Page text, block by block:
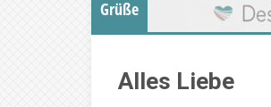
Grüße
Alles Liebe